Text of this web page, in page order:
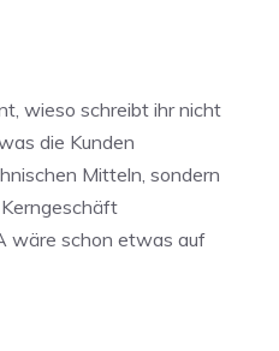
wieso schreibt ihr nicht
die Kunden
Mitteln, sondern
wäre schon etwas auf